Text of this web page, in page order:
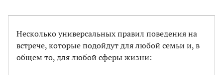
Несколько универсальных правил поведения на
встрече, которые подойдут для любой семьи и, в
общем то, для любой сферы жизни: